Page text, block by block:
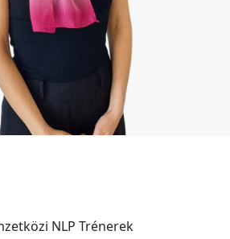
NLP Trénerek